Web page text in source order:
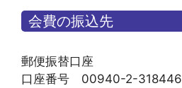
会費の振込先
郵便振替口座
口座番号 00940-2-318446